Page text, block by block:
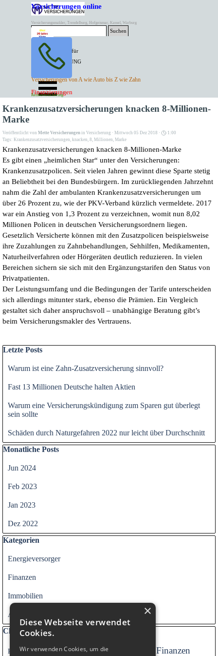
Direkt zum Seiteninhalt
Versicherungen online
Versicherungsmakler, Trendelburg, Hofgeismar, Kassel, Warburg
BESTER PREIS für
SPITZEN LEISTUNG
ANGEBOTE
Versicherungen von A wie Auto bis Z wie Zahn
Kontakt Tel. 05671/7799991
Mette Versicherungen
Suchen
Versicherungen
Finanzierungen
Rentenversicherung
Menü überspringen
Krankenzusatzversicherungen knacken 8-Millionen-
Marke
Veröffentlicht von Mette Versicherungen in Versicherung · Mittwoch 05 Dez 2018 ·
1:00
Tags: Krankenzusatzversicherungen, knacken, 8, Millionen, Marke
Krankenzusatzversicherungen knacken 8-Millionen-Marke
Es gibt einen „heimlichen Star“ unter den Versicherungen:
Krankenzusatzpolicen. Seit vielen Jahren gewinnt diese Sparte stetig
an Beliebtheit bei den Bundesbürgern. Im zurückliegenden Jahrzehnt
nahm die Zahl der ambulanten Krankenzusatzversicherungen um
über 26 Prozent zu, wie der PKV-Verband kürzlich vermeldete. 2017
war ein Anstieg von 1,3 Prozent zu verzeichnen, womit nun 8,02
Millionen Policen in deutschen Versicherungsordnern liegen.
Gesetzlich Versicherte können mit den Zusatzpolicen beispielsweise
ihre Zuzahlungen zu Zahnbehandlungen, Sehhilfen, Medikamenten,
Naturheilverfahren oder Hörgeräten deutlich reduzieren. In vielen
Bereichen sichern sie sich mit den Ergänzungstarifen den Status von
Privatpatienten.
Der Leistungsumfang und die Bedingungen der Tarife unterscheiden
sich allerdings mitunter stark, ebenso die Prämien. Ein Vergleich
gestaltet sich daher anspruchsvoll – unabhängige Beratung gibt’s
beim Versicherungsmakler des Vertrauens.
Block überspringen Letzte Posts
Letzte Posts
Warum ist eine Zahn-Zusatzversicherung sinnvoll?
Fast 13 Millionen Deutsche halten Aktien
Warum eine Versicherungskündigung zum Sparen gut überlegt
sein sollte
Schäden durch Naturgefahren 2022 nur leicht über Durchschnitt
Block überspringen Monatliche Posts
Monatliche Posts
Jun 2024
Feb 2023
Jan 2023
Dez 2022
Block überspringen Kategorien
Kategorien
Energieversorger
Finanzen
Immobilien
Alle Kategorien
Block überspringen Clouds
Clouds
Kredite Energieversorger Versorger Finanzen
×
Diese Webseite verwendet
Cookies.
Wir verwenden Cookies, um die